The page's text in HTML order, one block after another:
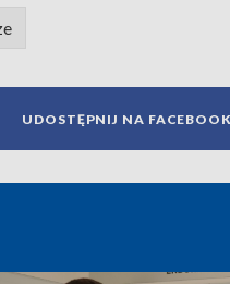
UDOSTĘPNIJ NA